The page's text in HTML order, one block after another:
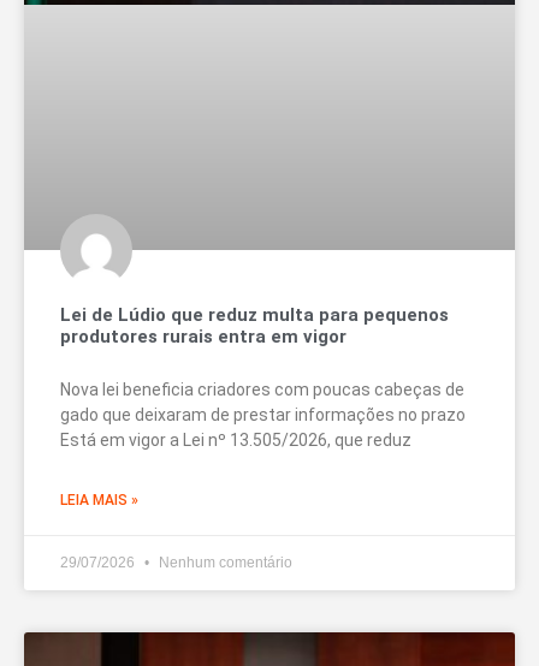
Lei de Lúdio que reduz multa para pequenos
produtores rurais entra em vigor
Nova lei beneficia criadores com poucas cabeças de
gado que deixaram de prestar informações no prazo
Está em vigor a Lei nº 13.505/2026, que reduz
LEIA MAIS »
29/07/2026 Nenhum comentário